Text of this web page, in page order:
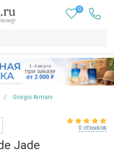
0
Giorgio Armani
0 отзывов
Jade